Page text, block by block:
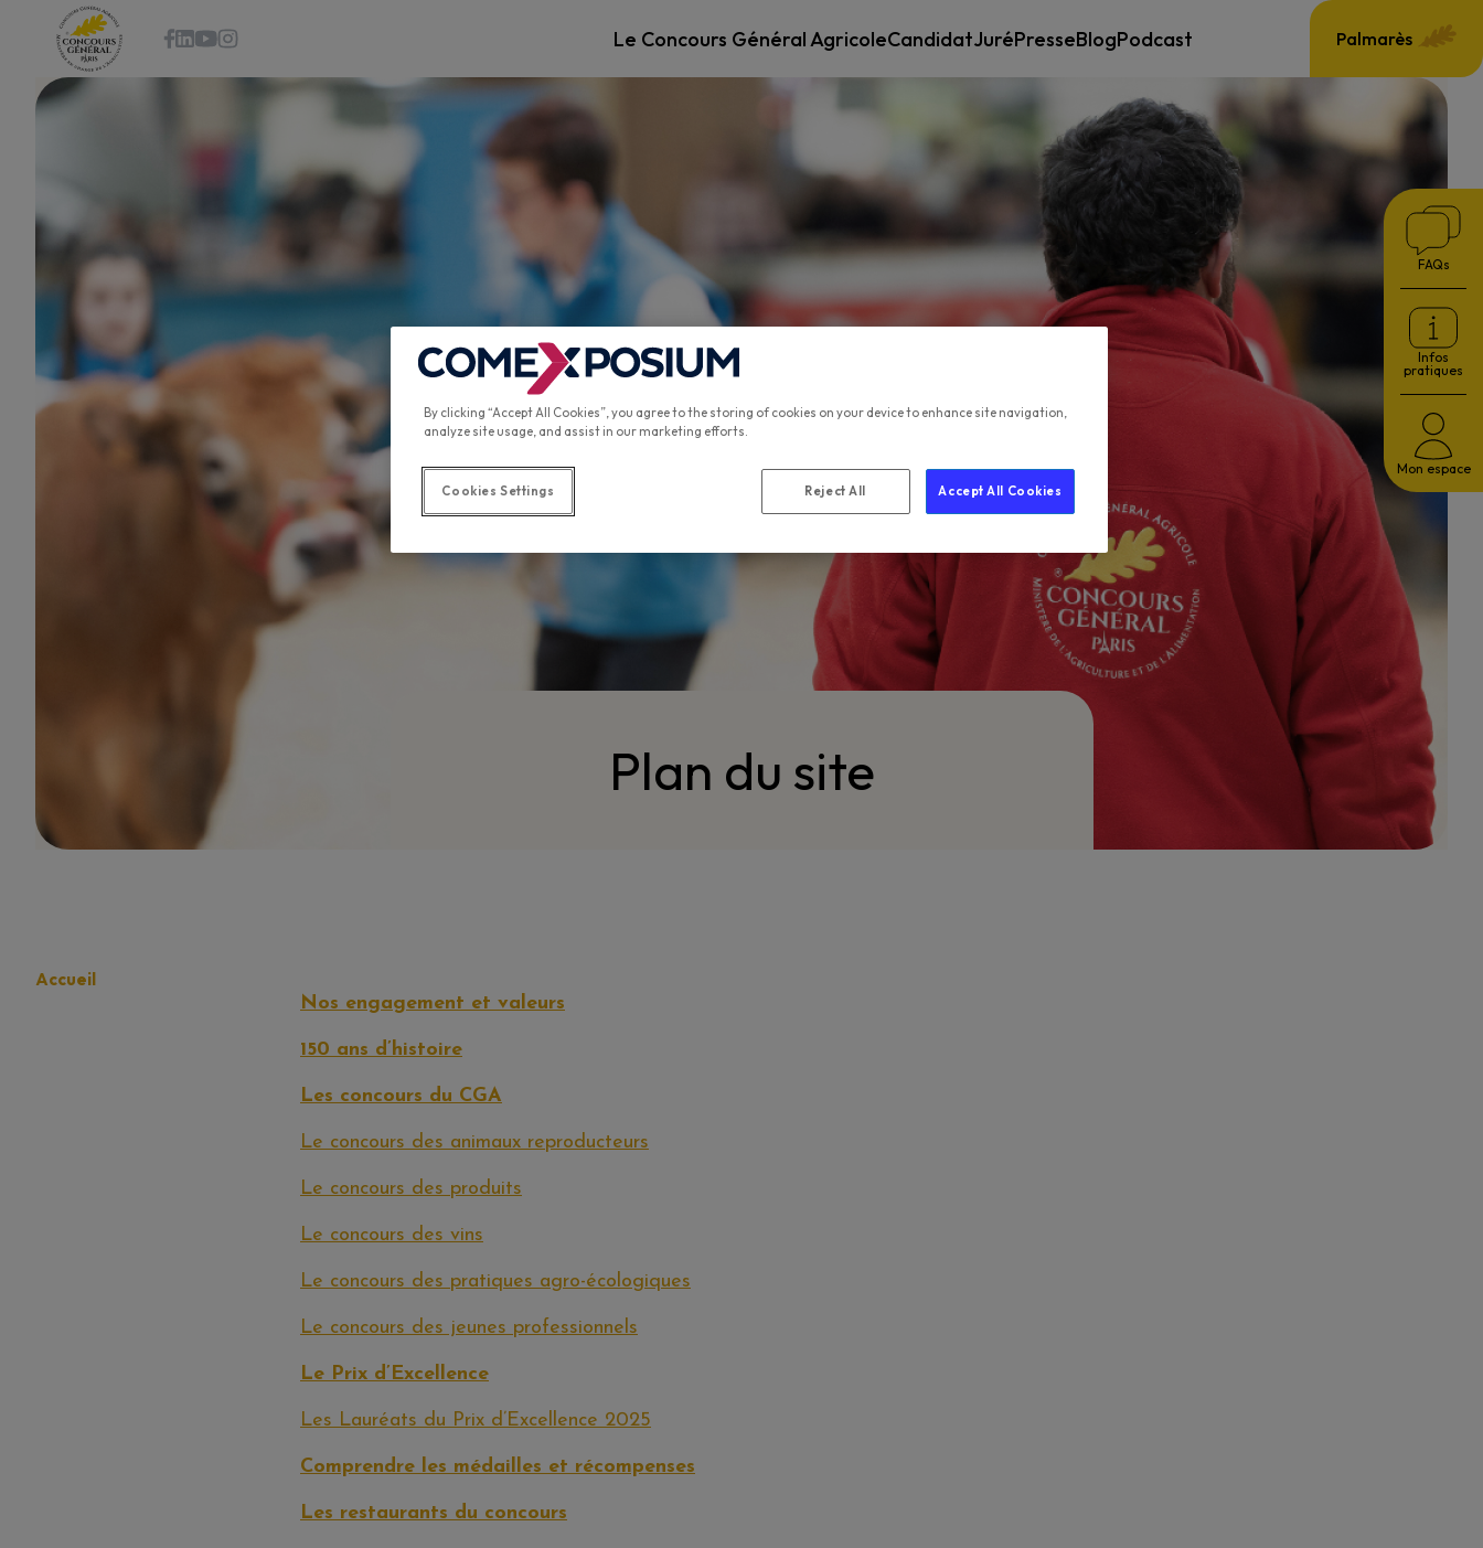
Le Concours Général AgricoleCandidatJuréPresseBlogPodcast Palmarès
FAQs
Infos
pratiques
Mon espace
Plan du site
Accueil
Nos engagement et valeurs
150 ans d’histoire
Les concours du CGA
Le concours des animaux reproducteurs
Le concours des produits
Le concours des vins
Le concours des pratiques agro-écologiques
Le concours des jeunes professionnels
Le Prix d’Excellence
Les Lauréats du Prix d’Excellence 2025
Comprendre les médailles et récompenses
Les restaurants du concours
By clicking “Accept All Cookies”, you agree to the storing of cookies on your device to enhance site navigation,
analyze site usage, and assist in our marketing efforts.
Cookies Settings Reject All Accept All Cookies